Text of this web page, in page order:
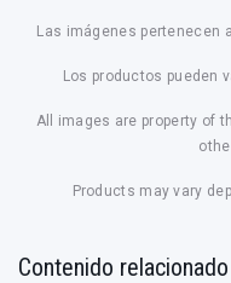
Las imágenes pertenecen
Los productos pueden
All images are property of
Products may vary
Contenido relacionado